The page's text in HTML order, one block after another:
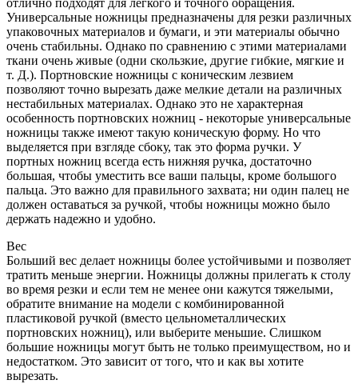
Универсальные ножницы предназначены для резки различных
упаковочных материалов и бумаги, и эти материалы обычно
очень стабильны. Однако по сравнению с этими материалами
ткани очень живые (одни скользкие, другие гибкие, мягкие и
т. Д.). Портновские ножницы с коническим лезвием
позволяют точно вырезать даже мелкие детали на различных
нестабильных материалах. Однако это не характерная
особенность портновских ножниц - некоторые универсальные
ножницы также имеют такую ​​коническую форму. Но что
выделяется при взгляде сбоку, так это форма ручки. У
портных ножниц всегда есть нижняя ручка, достаточно
большая, чтобы уместить все ваши пальцы, кроме большого
пальца. Это важно для правильного захвата; ни один палец не
должен оставаться за ручкой, чтобы ножницы можно было
держать надежно и удобно.
Вес
Больший вес делает ножницы более устойчивыми и позволяет
тратить меньше энергии. Ножницы должны прилегать к столу
во время резки и если тем не менее они кажутся тяжелыми,
обратите внимание на модели с комбинированной
пластиковой ручкой (вместо цельнометаллических
портновских ножниц), или выберите меньшие. Слишком
большие ножницы могут быть не только преимуществом, но и
недостатком. Это зависит от того, что и как вы хотите
вырезать.